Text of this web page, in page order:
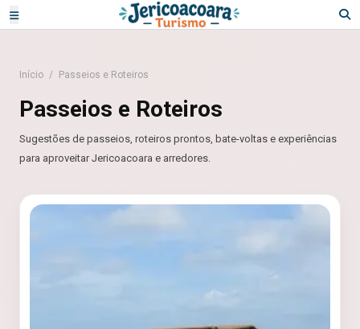
Início / Passeios e Roteiros
Passeios e Roteiros
Sugestões de passeios, roteiros prontos, bate-voltas e experiências
para aproveitar Jericoacoara e arredores.